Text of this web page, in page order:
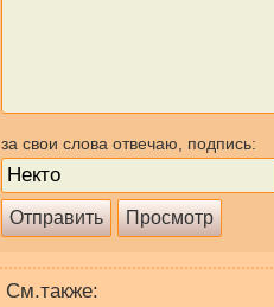
за свои слова отвечаю, подпись:
См.также: